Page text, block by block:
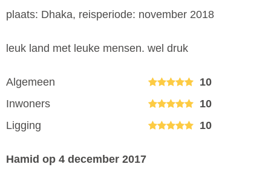
plaats: Dhaka, reisperiode: november 2018
leuk land met leuke mensen. wel druk
Algemeen
10
Inwoners
10
Ligging
10
Hamid op 4 december 2017